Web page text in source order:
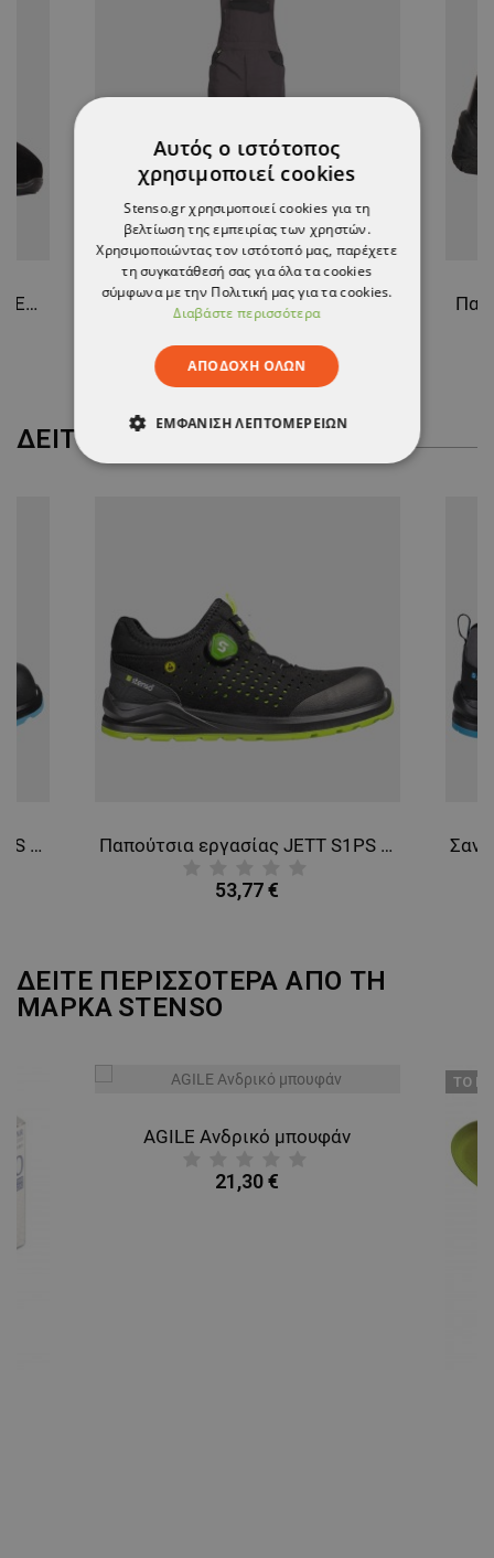
Παπούτσια ασφαλείας BOUNCE S1P Φόρμα εργασίας KASTOR T/C WINTER GREY/BLACK/GREEN
41,54 €
ΔΕΊΤΕ ΠΕΡΙΣΣΌΤΕΡΑ
Παπούτσια εργασίας JETT S1PS ESD GREY/BLUE Παπούτσια εργασίας JETT S1PS ESD BLACK/GREEN
53,77 €
ΔΕΙΤΕ ΠΕΡΙΣΣΟΤΕΡΑ ΑΠΟ ΤΗ
ΜΑΡΚΑ STENSO
AGILE Ανδρικό μπουφάν
21,30 €
ТΟ
Αυτός ο ιστότοπος
χρησιμοποιεί cookies
Stenso.gr χρησιμοποιεί cookies για τη
βελτίωση της εμπειρίας των χρηστών.
Χρησιμοποιώντας τον ιστότοπό μας, παρέχετε
τη συγκατάθεσή σας για όλα τα cookies
σύμφωνα με την Πολιτική μας για τα cookies.
Διαβάστε περισσότερα
ΑΠΟΔΟΧΉ ΌΛΩΝ
ΕΜΦΆΝΙΣΗ ΛΕΠΤΟΜΕΡΕΙΏΝ
ΜΗ ΤΑΞΙΝΟΜΗΜΈΝΑ